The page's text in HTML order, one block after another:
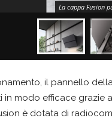
La cappa Fusion
il pannello
in modo efficace grazie
è dotata di